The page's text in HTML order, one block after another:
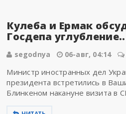
Кулеба и Ермак
Госдепа углубление..
segodnya 06-авг, 04:14
Министр иностранных дел
президента встретились в
Блинкеном накануне визита в